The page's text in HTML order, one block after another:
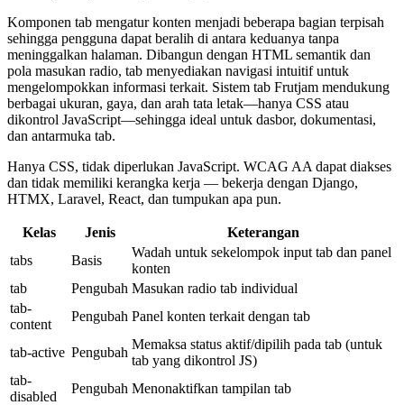
Komponen tab mengatur konten menjadi beberapa bagian terpisah
sehingga pengguna dapat beralih di antara keduanya tanpa
meninggalkan halaman. Dibangun dengan HTML semantik dan
pola masukan radio, tab menyediakan navigasi intuitif untuk
mengelompokkan informasi terkait. Sistem tab Frutjam mendukung
berbagai ukuran, gaya, dan arah tata letak—hanya CSS atau
dikontrol JavaScript—sehingga ideal untuk dasbor, dokumentasi,
dan antarmuka tab.
Hanya CSS, tidak diperlukan JavaScript. WCAG AA dapat diakses
dan tidak memiliki kerangka kerja — bekerja dengan Django,
HTMX, Laravel, React, dan tumpukan apa pun.
Kelas Jenis
Keterangan
tabs
Basis
Wadah untuk sekelompok input tab dan panel
konten
tab
Pengubah Masukan radio tab individual
tab-
content
Pengubah Panel konten terkait dengan tab
tab-active Pengubah
Memaksa status aktif/dipilih pada tab (untuk
tab yang dikontrol JS)
tab-
disabled
Pengubah Menonaktifkan tampilan tab